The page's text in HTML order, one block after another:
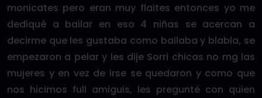
monicates pero eran muy flaites entonces yo me
dediqué a bailar en eso 4 niñas se acercan a
decirme que les gustaba como bailaba y blabla, se
empezaron a pelar y les dije Sorri chicas no mg las
mujeres y en vez de irse se quedaron y como que
nos hicimos full amiguis, les pregunté con quien